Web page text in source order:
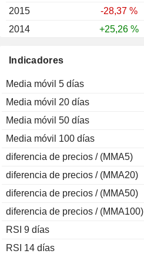
Indicadores
Media móvil 5 días
Media móvil 20 días
Media móvil 50 días
Media móvil 100 días
diferencia de precios / (MMA5)
diferencia de precios / (MMA20)
diferencia de precios / (MMA50)
diferencia de precios / (MMA100)
RSI 9 días
RSI 14 días
2015
-28,37 %
2014
+25,26 %
2012
2011
2010
2009
2008
2007
+49,25 %
2006
+145,44 %
2005
-13,73 %
2004
+16,58 %
2003
2002